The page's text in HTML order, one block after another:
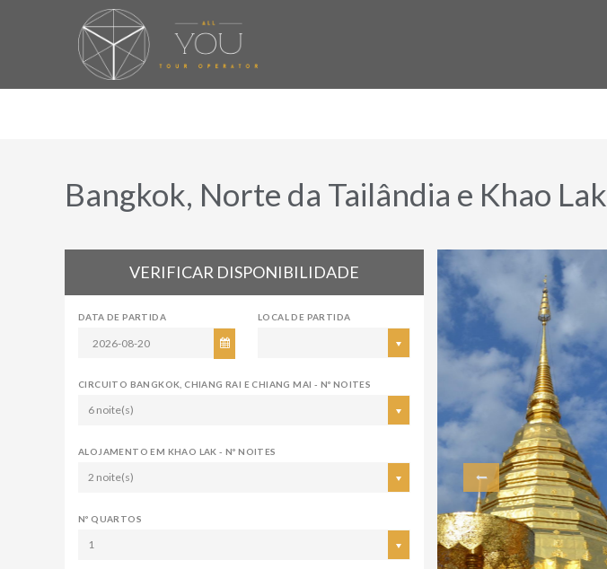
Bangkok, Norte da Tailândia e Khao Lak
VERIFICAR DISPONIBILIDADE
DATA DE PARTIDA LOCAL DE PARTIDA
CIRCUITO BANGKOK, CHIANG RAI E CHIANG MAI - Nº NOITES
6 noite(s)
ALOJAMENTO EM KHAO LAK - Nº NOITES
2 noite(s)
Nº QUARTOS
1